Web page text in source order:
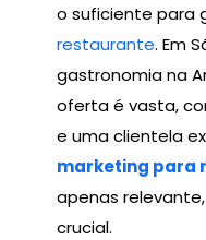
o suficiente para
restaurante. Em
gastronomia na
oferta é vasta,
e uma clientela
marketing para
apenas
crucial.